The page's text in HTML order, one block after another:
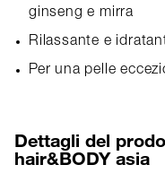
ginseng e mirra
Rilassante e
Per una pelle
Dettagli del
hair&BODY asia